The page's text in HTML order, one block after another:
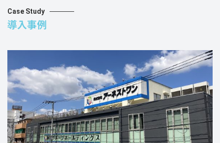
Case Study
導入事例